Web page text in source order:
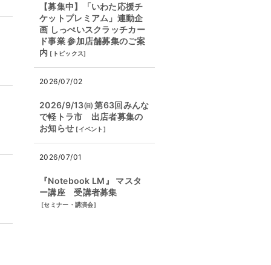
【募集中】「いわた応援チ
ケットプレミアム」連動企
画 しっぺいスクラッチカー
ド事業 参加店舗募集のご案
内 [ トピックス]
2026/07/02
2026/9/13㈰ 第63回みんな
で軽トラ市 出店者募集の
お知らせ [イベント ]
2026/07/01
『Notebook LM』 マスタ
ー講座 受講者募集
[セミナー・講演会]